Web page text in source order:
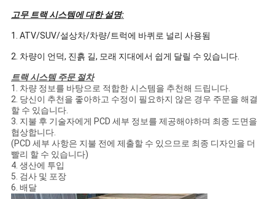
고무 트랙 시스템에 대한 설명:
1. ATV/SUV/설상차/차량/트럭에 바퀴로 널리 사용됨
2. 차량이 언덕, 진흙 길, 모래 지대에서 쉽게 달릴 수 있습니다.
트랙 시스템 주문 절차
1. 차량 정보를 바탕으로 적합한 시스템을 추천해 드립니다.
2. 당신이 추천을 좋아하고 수정이 필요하지 않은 경우 주문을 해결
할 수 있습니다.
3. 지불 후 기술자에게 PCD 세부 정보를 제공해야하며 최종 도면을
협상합니다.
(PCD 세부 사항은 지불 전에 제출할 수 있으므로 최종 디자인을 더
빨리 할 수 ​​있습니다)
4. 생산에 투입
5. 검사 및 포장
6. 배달